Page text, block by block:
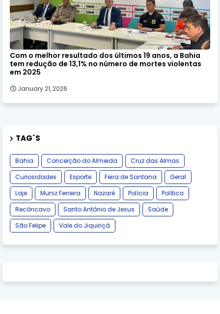
Com o melhor resultado dos últimos 19 anos, a Bahia
tem redução de 13,1% no número de mortes violentas
em 2025
January 21, 2026
TAG´S
Bahia Conceição do Almeida
Cruz das Almas
Curiosidades
Esporte Feira de Santana
Geral
Laje
Muniz Ferreira Nazaré Polícia
Política
Recôncavo
Santo Antônio de Jesus
Saúde
São Felipe
Vale do Jiquiriçá